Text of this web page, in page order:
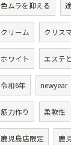
色ムラを抑える
クリーム クリス
ホワイト エステ
令和6年 newyear
筋力作り 柔軟性
鹿児島店限定 鹿